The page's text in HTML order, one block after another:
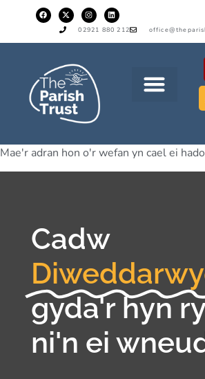
02921 880 212
Mae'r adran hon o'r wefan yn cael ei
Cadw
gyda'r hyn
ni'n ei